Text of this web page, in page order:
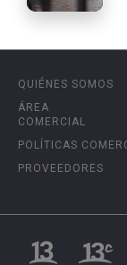
QUIÉNES SOMOS
ÁREA
COMERCIAL
POLÍTICAS
PROVEEDORES